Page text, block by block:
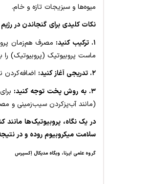
میوه‌ها و سبزیجات تازه و خام.
نکات کلیدی برای گنجاندن در
۱. ترکیب کنید:
مصرف هم‌زمان
ماست پروبیوتیک (پروبیوتیک) را
۲. تدریجی آغاز کنید:
اضافه‌کردن
۳. به روش پخت توجه کنید:
(مانند آب‌پزکردن سیب‌زمینی
در یک نگاه، پروبیوتیک‌ها
سلامت میکروبیوم روده و در
گروه علمی ایرنا، وبگاه مدیکال اِکسپرس